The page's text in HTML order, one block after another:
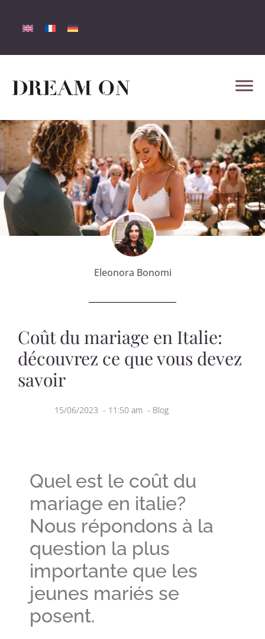
Eleonora Bonomi
Coût du mariage en Italie:
découvrez ce que vous devez
savoir
15/06/2023 - 11:50 am - Blog
Quel est le coût du
mariage en italie?
Nous répondons à la
question la plus
importante que les
jeunes mariés se
posent.